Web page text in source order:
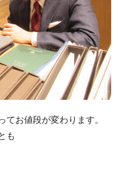
お値段が変わります。
も